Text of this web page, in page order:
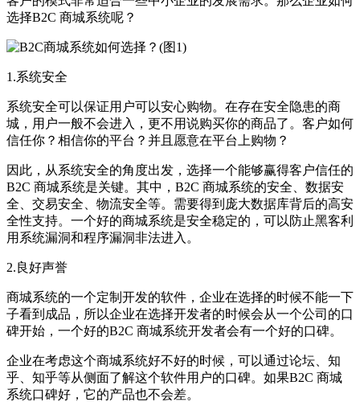
选择B2C 商城系统呢？
1.系统安全
系统安全可以保证用户可以安心购物。在存在安全隐患的商
城，用户一般不会进入，更不用说购买你的商品了。客户如何
信任你？相信你的平台？并且愿意在平台上购物？
因此，从系统安全的角度出发，选择一个能够赢得客户信任的
B2C 商城系统是关键。其中，B2C 商城系统的安全、数据安
全、交易安全、物流安全等。需要得到庞大数据库背后的高安
全性支持。一个好的商城系统是安全稳定的，可以防止黑客利
用系统漏洞和程序漏洞非法进入。
2.良好声誉
商城系统的一个定制开发的软件，企业在选择的时候不能一下
子看到成品，所以企业在选择开发者的时候会从一个公司的口
碑开始，一个好的B2C 商城系统开发者会有一个好的口碑。
企业在考虑这个商城系统好不好的时候，可以通过论坛、知
乎、知乎等从侧面了解这个软件用户的口碑。如果B2C 商城
系统口碑好，它的产品也不会差。